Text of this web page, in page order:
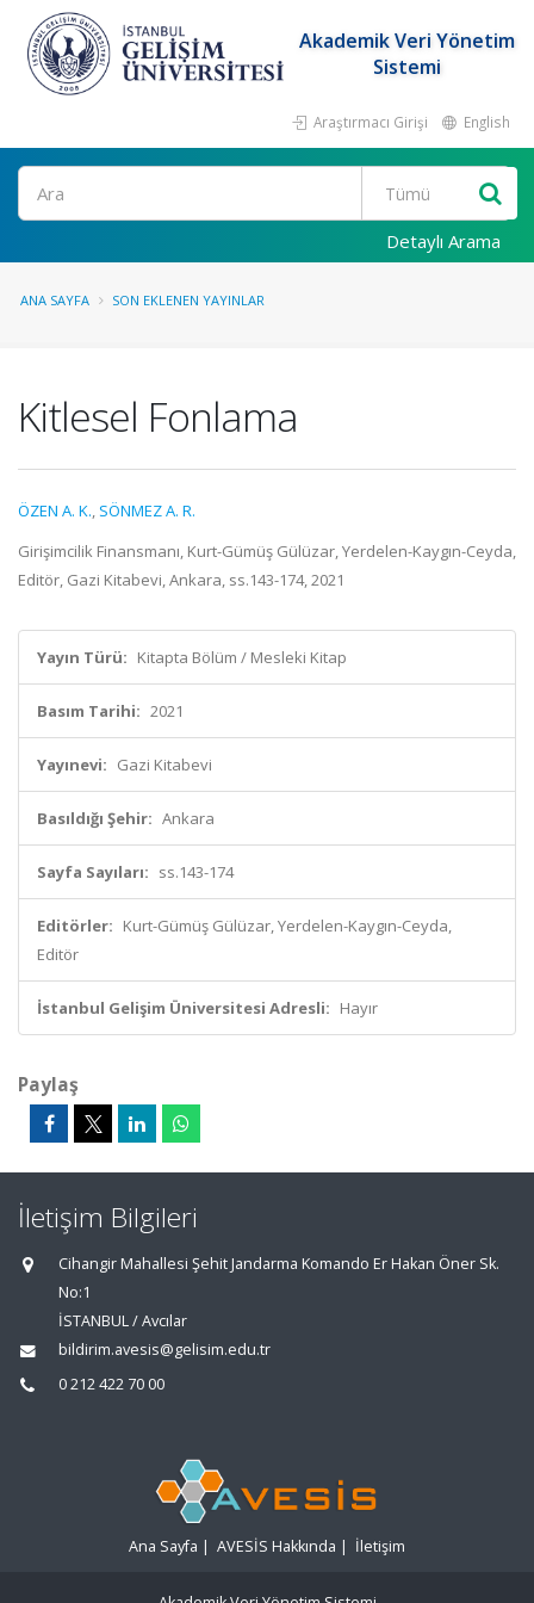
Akademik Veri Yönetim
Sistemi
Araştırmacı Girişi English
Ara
Detaylı Arama
ANA SAYFA SON EKLENEN YAYINLAR
Kitlesel Fonlama
ÖZEN A. K., SÖNMEZ A. R.
Girişimcilik Finansmanı, Kurt-Gümüş Gülüzar, Yerdelen-Kaygın-Ceyda,
Editör, Gazi Kitabevi, Ankara, ss.143-174, 2021
Yayın Türü: Kitapta Bölüm / Mesleki Kitap
Basım Tarihi: 2021
Yayınevi: Gazi Kitabevi
Basıldığı Şehir: Ankara
Sayfa Sayıları: ss.143-174
Editörler: Kurt-Gümüş Gülüzar, Yerdelen-Kaygın-Ceyda,
Editör
İstanbul Gelişim Üniversitesi Adresli: Hayır
Paylaş
İletişim Bilgileri
Cihangir Mahallesi Şehit Jandarma Komando Er Hakan Öner Sk.
No:1
İSTANBUL / Avcılar
bildirim.avesis@gelisim.edu.tr
0 212 422 70 00
Ana Sayfa | AVESİS Hakkında | İletişim